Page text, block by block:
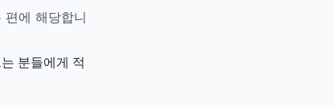
에 해당합니
분들에게 적